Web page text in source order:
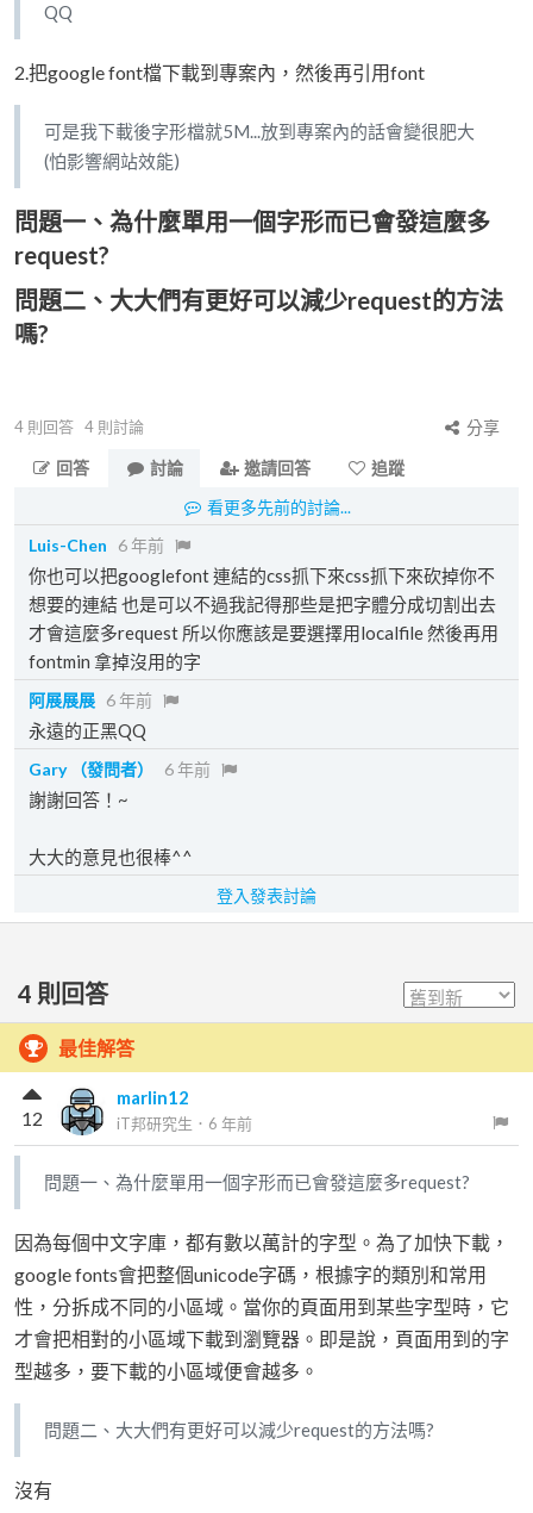
QQ
2.把google font檔下載到專案內，然後再引用font
可是我下載後字形檔就5M...放到專案內的話會變很肥大
(怕影響網站效能)
問題一、為什麼單用一個字形而已會發這麼多
request?
問題二、大大們有更好可以減少request的方法
嗎?
4 則回答 4 則討論
分享
回答
討論 邀請回答
追蹤
看更多先前的討論...
Luis-Chen
6 年前
你也可以把googlefont 連結的css抓下來css抓下來砍掉你不
想要的連結 也是可以不過我記得那些是把字體分成切割出去
才會這麼多request 所以你應該是要選擇用localfile 然後再用
fontmin 拿掉沒用的字
阿展展展 6 年前
永遠的正黑QQ
Gary （發問者） 6 年前
謝謝回答！~
大大的意見也很棒^^
登入發表討論
4 則回答
最佳解答
marlin12
iT邦研究生 ． 6 年前
12
問題一、為什麼單用一個字形而已會發這麼多request?
因為每個中文字庫，都有數以萬計的字型。為了加快下載，
google fonts會把整個unicode字碼，根據字的類別和常用
性，分拆成不同的小區域。當你的頁面用到某些字型時，它
才會把相對的小區域下載到瀏覽器。即是說，頁面用到的字
型越多，要下載的小區域便會越多。
問題二、大大們有更好可以減少request的方法嗎?
沒有